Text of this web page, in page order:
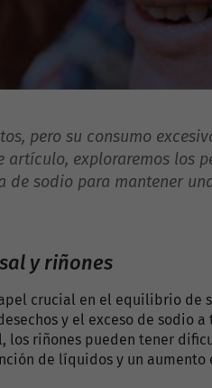
pero su consumo
exploraremos los
sodio para mantener
y riñones
crucial en el equilibrio de
y el exceso de sodio
los riñones pueden tener
de líquidos y un